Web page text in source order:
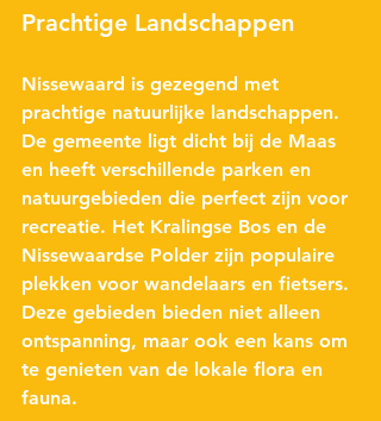
Prachtige Landschappen
Nissewaard is gezegend met
prachtige natuurlijke landschappen.
De gemeente ligt dicht bij de Maas
en heeft verschillende parken en
natuurgebieden die perfect zijn voor
recreatie. Het Kralingse Bos en de
Nissewaardse Polder zijn populaire
plekken voor wandelaars en fietsers.
Deze gebieden bieden niet alleen
ontspanning, maar ook een kans om
te genieten van de lokale flora en
fauna.